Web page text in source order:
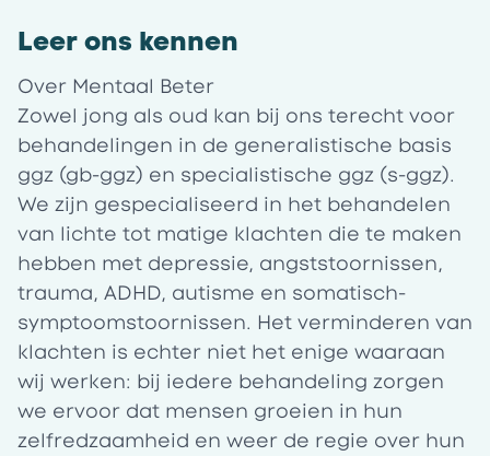
Leer ons kennen
Over Mentaal Beter
Zowel jong als oud kan bij ons terecht voor
behandelingen in de generalistische basis
ggz (gb-ggz) en specialistische ggz (s-ggz).
We zijn gespecialiseerd in het behandelen
van lichte tot matige klachten die te maken
hebben met depressie, angststoornissen,
trauma, ADHD, autisme en somatisch-
symptoomstoornissen. Het verminderen van
klachten is echter niet het enige waaraan
wij werken: bij iedere behandeling zorgen
we ervoor dat mensen groeien in hun
zelfredzaamheid en weer de regie over hun